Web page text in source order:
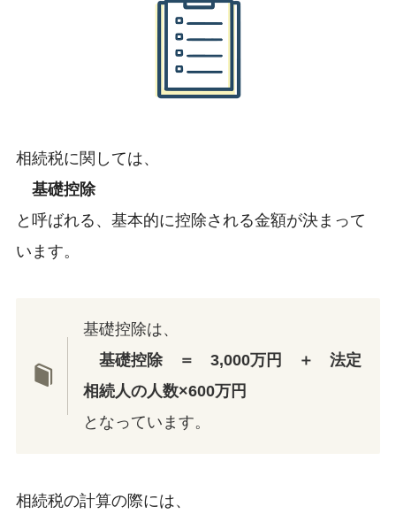
相続税に関しては、
基礎控除
と呼ばれる、基本的に控除される金額が決まって
います。
基礎控除は、
基礎控除 ＝ 3,000万円 ＋ 法定
相続人の人数×600万円
となっています。
相続税の計算の際には、